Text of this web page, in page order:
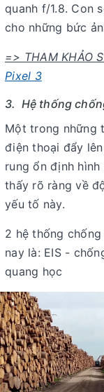
quanh f/1.8. Con
cho những bức
=> THAM KHẢO
Pixel 3
3. Hệ thống
Một trong những
điện thoại đẩy
rung ổn định
thấy rõ ràng về
yếu tố này.
2 hệ thống
nay là: EIS -
quang học